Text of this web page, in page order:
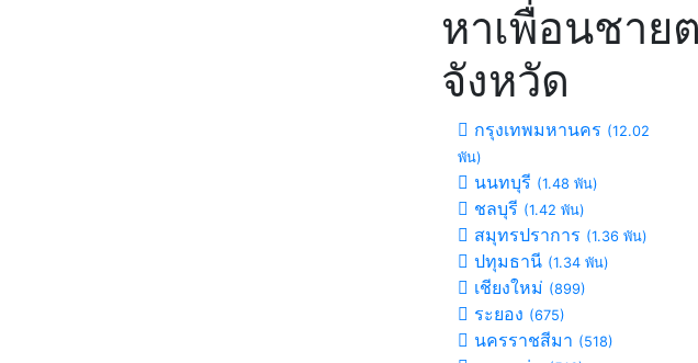
หาเพื่อนชาย
จังหวัด
กรุงเทพมหานคร (12.02
พัน)
นนทบุรี (1.48 พัน)
ชลบุรี (1.42 พัน)
สมุทรปราการ (1.36 พัน)
ปทุมธานี (1.34 พัน)
เชียงใหม่ (899)
ระยอง (675)
นครราชสีมา (518)